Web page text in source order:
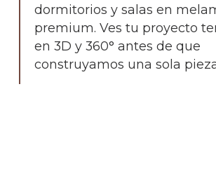
dormitorios y salas en
premium. Ves tu proyecto
en 3D y 360° antes de que
construyamos una sola